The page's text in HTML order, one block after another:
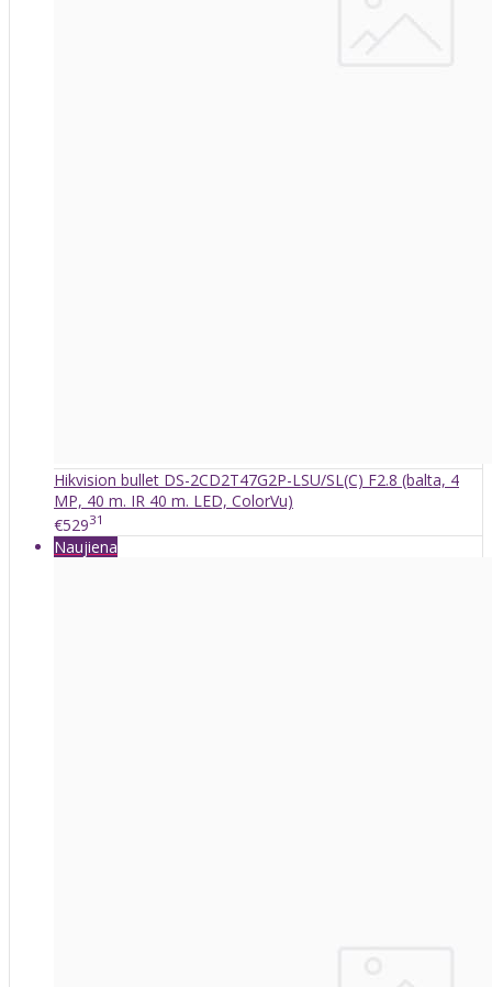
Hikvision bullet DS-2CD2T47G2P-LSU/SL(C) F2.8 (balta, 4
MP, 40 m. IR 40 m. LED, ColorVu)
€52931
Naujiena